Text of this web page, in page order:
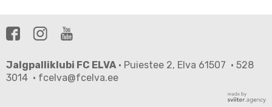
Jalgpalliklubi FC ELVA· Puiestee 2, Elva 61507 · 528
3014 · fcelva@fcelva.ee